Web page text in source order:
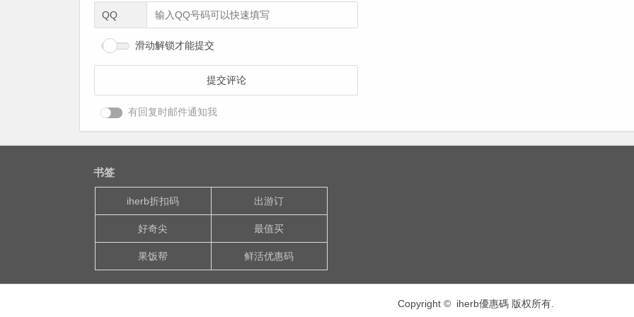
QQ
滑动解锁才能提交
有回复时邮件通知我
书签
iherb折扣码 出游订
好奇尖 最值买
果饭帮 鲜活优惠码
Copyright © iherb優惠碼 版权所有.